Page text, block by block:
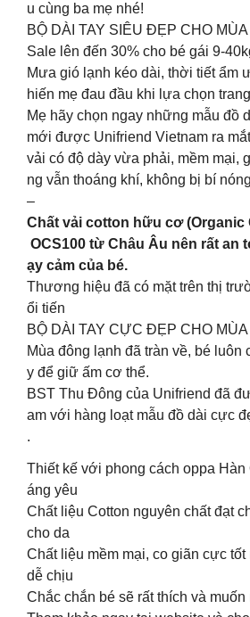
u cùng ba mẹ nhé!
BỘ DÀI TAY SIÊU ĐẸP CHO
Sale lên đến 30% cho bé gái 9-
Mưa gió lạnh kéo dài, thời tiết ẩm
hiến mẹ đau đầu khi lựa chọn
Mẹ hãy chọn ngay những mẫu đồ
mới được Unifriend Vietnam ra
vải có độ dày vừa phải, mềm mại,
ng vẫn thoáng khí, không bị bí
–
Chất vải cotton hữu cơ (Organic
OCS100 từ Châu Âu nên rất an
ạy cảm của bé.
Thương hiệu đã có mặt trên thị
ổi tiến
BỘ DÀI TAY CỰC ĐẸP CHO
Mùa đông lạnh đã tràn về, bé luôn
y để giữ ấm cơ thể.
BST Thu Đông của Unifriend đã
am với hàng loạt mẫu đồ dài cực
.
Thiết kế với phong cách oppa
áng yêu
Chất liệu Cotton nguyên chất đạt
cho da
Chất liệu mềm mại, co giãn cực
dễ chịu
Chắc chắn bé sẽ rất thích và muốn